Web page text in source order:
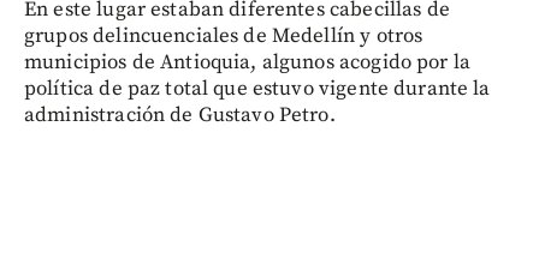
En este lugar estaban diferentes cabecillas de
grupos delincuenciales de Medellín y otros
municipios de Antioquia, algunos acogido por la
política de paz total que estuvo vigente durante la
administración de Gustavo Petro.